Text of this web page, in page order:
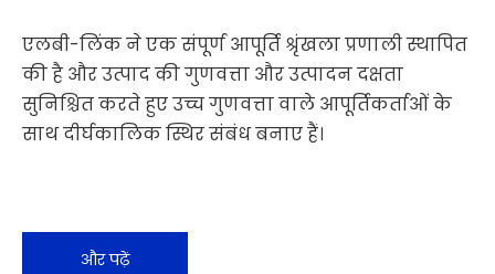
एलबी-लिंक ने एक संपूर्ण आपूर्ति श्रृंखला प्रणाली स्थापित
की है और उत्पाद की गुणवत्ता और उत्पादन दक्षता
सुनिश्चित करते हुए उच्च गुणवत्ता वाले आपूर्तिकर्ताओं के
साथ दीर्घकालिक स्थिर संबंध बनाए हैं।
और पढ़ें